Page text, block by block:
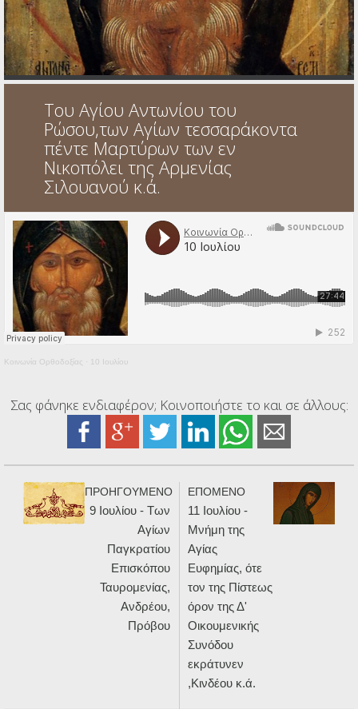
Ηχητικά
Του Αγίου Αντωνίου του
Ρώσου,των Αγίων τεσσαράκοντα
πέντε Μαρτύρων των εν
Νικοπόλει της Αρμενίας
Σιλουανού κ.ά.
Κοινωνία Ορθοδοξίας · 10 Ιουλίου
Σας φάνηκε ενδιαφέρον; Κοινοποιήστε το και σε άλλους:
ΠΡΟΗΓΟΥΜΕΝΟ
9 Ιουλίου - Των
Αγίων
Παγκρατίου
Επισκόπου
Ταυρομενίας,
Ανδρέου,
Πρόβου
ΕΠΟΜΕΝΟ
11 Ιουλίου -
Μνήμη της
Αγίας
Ευφημίας, ότε
τον της Πίστεως
όρον της Δ'
Οικουμενικής
Συνόδου
εκράτυνεν
,Κινδέου κ.ά.